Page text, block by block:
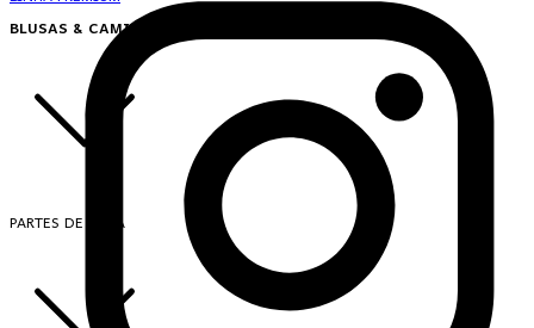
BLUSAS & CAMISAS
PARTES DE CIMA